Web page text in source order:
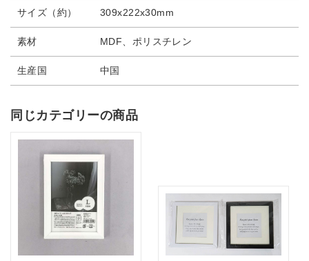
サイズ（約） 309x222x30mm
素材 MDF、ポリスチレン
生産国 中国
同じカテゴリーの商品